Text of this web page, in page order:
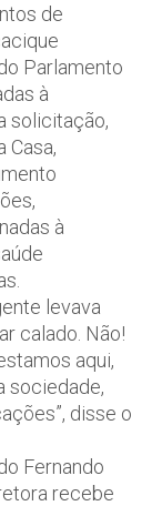
de
Parlamento
à
solicitação,
Casa,
à
levava
calado. Não!
aqui,
sociedade,
disse o
Fernando
recebe